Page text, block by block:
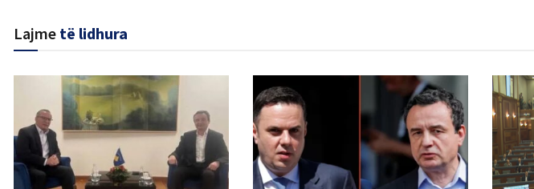
Lajme të lidhura